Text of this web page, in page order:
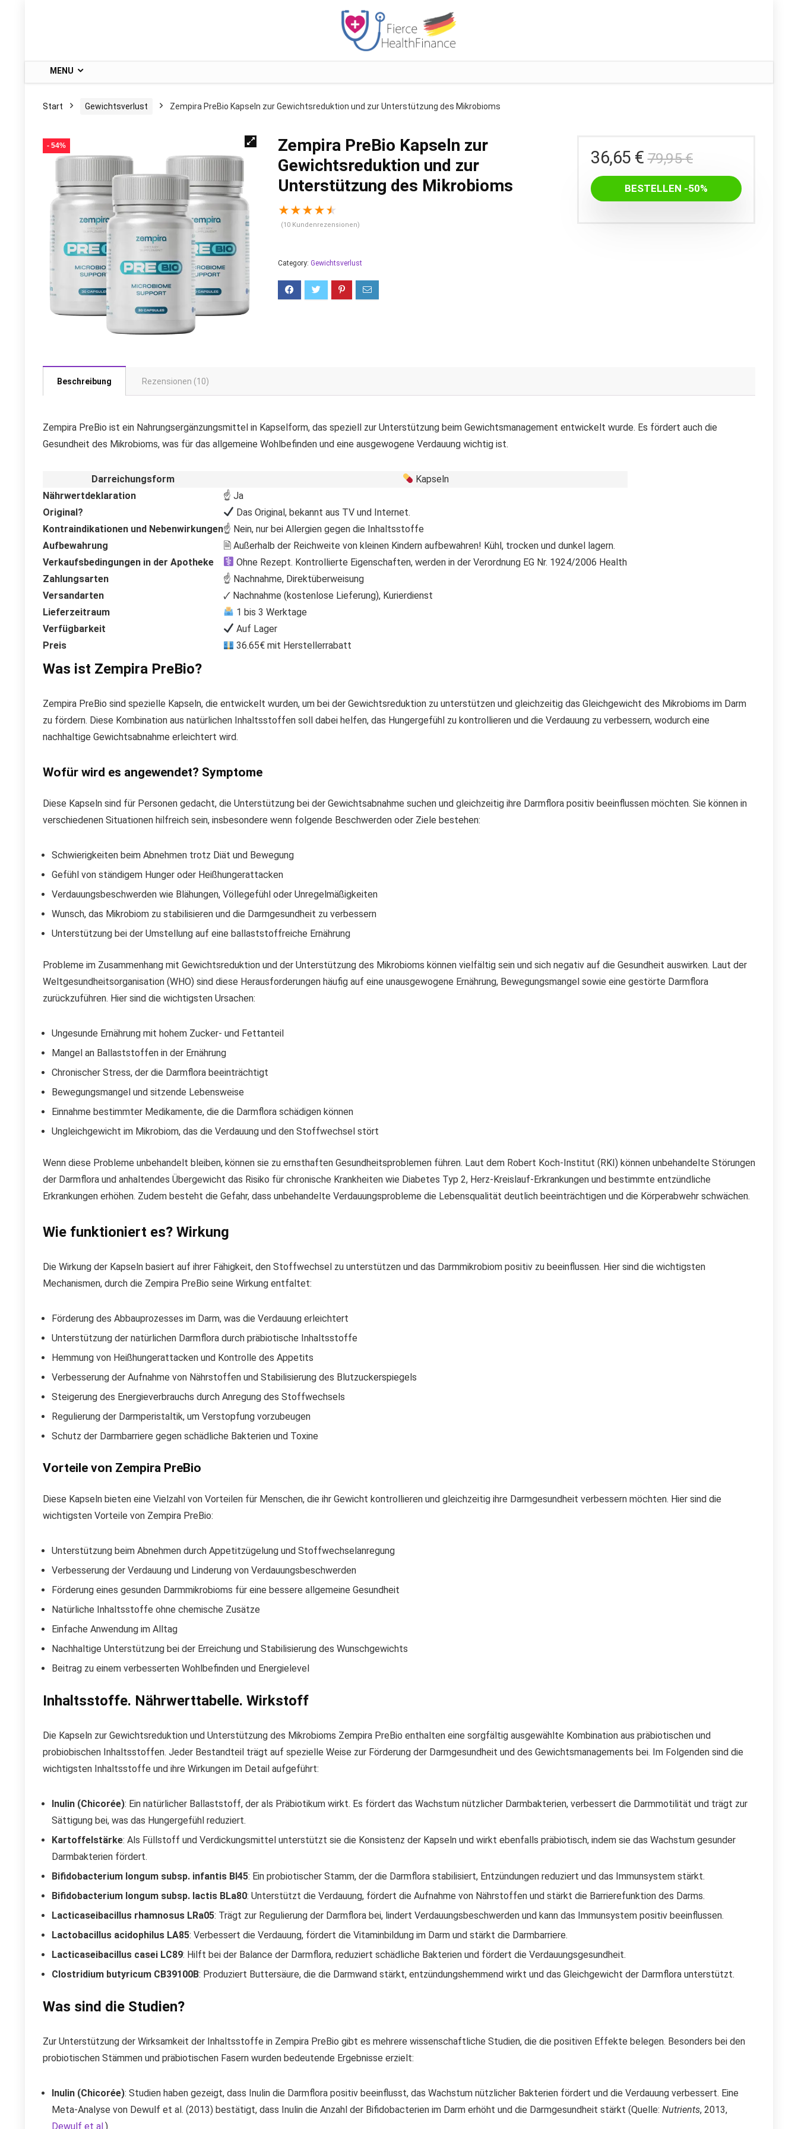
MENU
Start Gewichtsverlust Zempira PreBio Kapseln zur Gewichtsreduktion und zur Unterstützung des Mikrobioms
- 54%
Zempira PreBio Kapseln zur
Gewichtsreduktion und zur
Unterstützung des Mikrobioms
★★★★★
(10 Kundenrezensionen)
Category: Gewichtsverlust
79,95€
Preis
war:
79,95 €
36,65 €
Aktueller
Preis
ist:
36,65 €.
BESTELLEN -50%
Beschreibung Rezensionen (10)
Zempira PreBio ist ein Nahrungsergänzungsmittel in Kapselform, das speziell zur Unterstützung beim Gewichtsmanagement entwickelt wurde. Es fördert auch die
Gesundheit des Mikrobioms, was für das allgemeine Wohlbefinden und eine ausgewogene Verdauung wichtig ist.
Darreichungsform
Kapseln
Nährwertdeklaration
☝ Ja
Original?
Das Original, bekannt aus TV und Internet.
Kontraindikationen und Nebenwirkungen☝ Nein, nur bei Allergien gegen die Inhaltsstoffe
Aufbewahrung
🗎 Außerhalb der Reichweite von kleinen Kindern aufbewahren! Kühl, trocken und dunkel lagern.
Verkaufsbedingungen in der Apotheke
Ohne Rezept. Kontrollierte Eigenschaften, werden in der Verordnung EG Nr. 1924/2006 Health
Zahlungsarten
☝ Nachnahme, Direktüberweisung
Versandarten
🗸 Nachnahme (kostenlose Lieferung), Kurierdienst
Lieferzeitraum
1 bis 3 Werktage
Verfügbarkeit
Auf Lager
Preis
36.65€ mit Herstellerrabatt
Was ist Zempira PreBio?
Zempira PreBio sind spezielle Kapseln, die entwickelt wurden, um bei der Gewichtsreduktion zu unterstützen und gleichzeitig das Gleichgewicht des Mikrobioms im Darm
zu fördern. Diese Kombination aus natürlichen Inhaltsstoffen soll dabei helfen, das Hungergefühl zu kontrollieren und die Verdauung zu verbessern, wodurch eine
nachhaltige Gewichtsabnahme erleichtert wird.
Wofür wird es angewendet? Symptome
Diese Kapseln sind für Personen gedacht, die Unterstützung bei der Gewichtsabnahme suchen und gleichzeitig ihre Darmflora positiv beeinflussen möchten. Sie können in
verschiedenen Situationen hilfreich sein, insbesondere wenn folgende Beschwerden oder Ziele bestehen:
Schwierigkeiten beim Abnehmen trotz Diät und Bewegung
Gefühl von ständigem Hunger oder Heißhungerattacken
Verdauungsbeschwerden wie Blähungen, Völlegefühl oder Unregelmäßigkeiten
Wunsch, das Mikrobiom zu stabilisieren und die Darmgesundheit zu verbessern
Unterstützung bei der Umstellung auf eine ballaststoffreiche Ernährung
Probleme im Zusammenhang mit Gewichtsreduktion und der Unterstützung des Mikrobioms können vielfältig sein und sich negativ auf die Gesundheit auswirken. Laut der
Weltgesundheitsorganisation (WHO) sind diese Herausforderungen häufig auf eine unausgewogene Ernährung, Bewegungsmangel sowie eine gestörte Darmflora
zurückzuführen. Hier sind die wichtigsten Ursachen:
Ungesunde Ernährung mit hohem Zucker- und Fettanteil
Mangel an Ballaststoffen in der Ernährung
Chronischer Stress, der die Darmflora beeinträchtigt
Bewegungsmangel und sitzende Lebensweise
Einnahme bestimmter Medikamente, die die Darmflora schädigen können
Ungleichgewicht im Mikrobiom, das die Verdauung und den Stoffwechsel stört
Wenn diese Probleme unbehandelt bleiben, können sie zu ernsthaften Gesundheitsproblemen führen. Laut dem Robert Koch-Institut (RKI) können unbehandelte Störungen
der Darmflora und anhaltendes Übergewicht das Risiko für chronische Krankheiten wie Diabetes Typ 2, Herz-Kreislauf-Erkrankungen und bestimmte entzündliche
Erkrankungen erhöhen. Zudem besteht die Gefahr, dass unbehandelte Verdauungsprobleme die Lebensqualität deutlich beeinträchtigen und die Körperabwehr schwächen.
Wie funktioniert es? Wirkung
Die Wirkung der Kapseln basiert auf ihrer Fähigkeit, den Stoffwechsel zu unterstützen und das Darmmikrobiom positiv zu beeinflussen. Hier sind die wichtigsten
Mechanismen, durch die Zempira PreBio seine Wirkung entfaltet:
Förderung des Abbauprozesses im Darm, was die Verdauung erleichtert
Unterstützung der natürlichen Darmflora durch präbiotische Inhaltsstoffe
Hemmung von Heißhungerattacken und Kontrolle des Appetits
Verbesserung der Aufnahme von Nährstoffen und Stabilisierung des Blutzuckerspiegels
Steigerung des Energieverbrauchs durch Anregung des Stoffwechsels
Regulierung der Darmperistaltik, um Verstopfung vorzubeugen
Schutz der Darmbarriere gegen schädliche Bakterien und Toxine
Vorteile von Zempira PreBio
Diese Kapseln bieten eine Vielzahl von Vorteilen für Menschen, die ihr Gewicht kontrollieren und gleichzeitig ihre Darmgesundheit verbessern möchten. Hier sind die
wichtigsten Vorteile von Zempira PreBio:
Unterstützung beim Abnehmen durch Appetitzügelung und Stoffwechselanregung
Verbesserung der Verdauung und Linderung von Verdauungsbeschwerden
Förderung eines gesunden Darmmikrobioms für eine bessere allgemeine Gesundheit
Natürliche Inhaltsstoffe ohne chemische Zusätze
Einfache Anwendung im Alltag
Nachhaltige Unterstützung bei der Erreichung und Stabilisierung des Wunschgewichts
Beitrag zu einem verbesserten Wohlbefinden und Energielevel
Inhaltsstoffe. Nährwerttabelle. Wirkstoff
Die Kapseln zur Gewichtsreduktion und Unterstützung des Mikrobioms Zempira PreBio enthalten eine sorgfältig ausgewählte Kombination aus präbiotischen und
probiobischen Inhaltsstoffen. Jeder Bestandteil trägt auf spezielle Weise zur Förderung der Darmgesundheit und des Gewichtsmanagements bei. Im Folgenden sind die
wichtigsten Inhaltsstoffe und ihre Wirkungen im Detail aufgeführt:
Inulin (Chicorée): Ein natürlicher Ballaststoff, der als Präbiotikum wirkt. Es fördert das Wachstum nützlicher Darmbakterien, verbessert die Darmmotilität und trägt zur
Sättigung bei, was das Hungergefühl reduziert.
Kartoffelstärke: Als Füllstoff und Verdickungsmittel unterstützt sie die Konsistenz der Kapseln und wirkt ebenfalls präbiotisch, indem sie das Wachstum gesunder
Darmbakterien fördert.
Bifidobacterium longum subsp. infantis BI45: Ein probiotischer Stamm, der die Darmflora stabilisiert, Entzündungen reduziert und das Immunsystem stärkt.
Bifidobacterium longum subsp. lactis BLa80: Unterstützt die Verdauung, fördert die Aufnahme von Nährstoffen und stärkt die Barrierefunktion des Darms.
Lacticaseibacillus rhamnosus LRa05: Trägt zur Regulierung der Darmflora bei, lindert Verdauungsbeschwerden und kann das Immunsystem positiv beeinflussen.
Lactobacillus acidophilus LA85: Verbessert die Verdauung, fördert die Vitaminbildung im Darm und stärkt die Darmbarriere.
Lacticaseibacillus casei LC89: Hilft bei der Balance der Darmflora, reduziert schädliche Bakterien und fördert die Verdauungsgesundheit.
Clostridium butyricum CB39100B: Produziert Buttersäure, die die Darmwand stärkt, entzündungshemmend wirkt und das Gleichgewicht der Darmflora unterstützt.
Was sind die Studien?
Zur Unterstützung der Wirksamkeit der Inhaltsstoffe in Zempira PreBio gibt es mehrere wissenschaftliche Studien, die die positiven Effekte belegen. Besonders bei den
probiotischen Stämmen und präbiotischen Fasern wurden bedeutende Ergebnisse erzielt:
Inulin (Chicorée): Studien haben gezeigt, dass Inulin die Darmflora positiv beeinflusst, das Wachstum nützlicher Bakterien fördert und die Verdauung verbessert. Eine
Meta-Analyse von Dewulf et al. (2013) bestätigt, dass Inulin die Anzahl der Bifidobacterien im Darm erhöht und die Darmgesundheit stärkt (Quelle: Nutrients, 2013,
Dewulf et al.).